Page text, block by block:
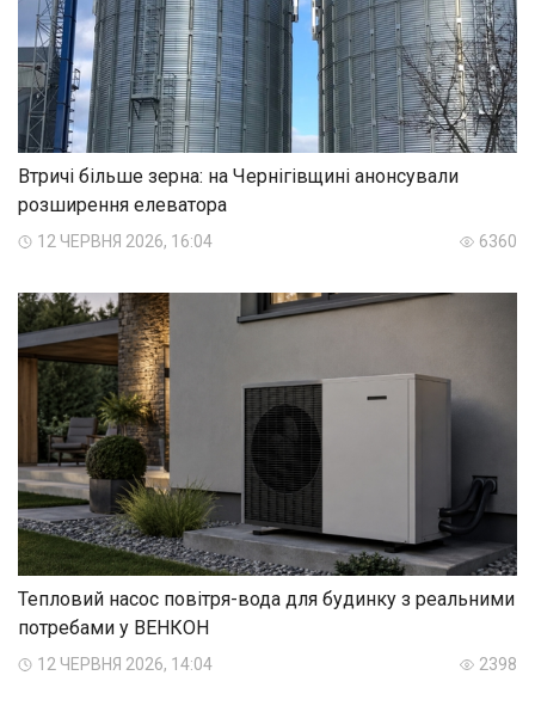
Втричі більше зерна: на Чернігівщині анонсували
розширення елеватора
12 ЧЕРВНЯ 2026, 16:04 6360
Тепловий насос повітря-вода для будинку з реальними
потребами у ВЕНКОН
12 ЧЕРВНЯ 2026, 14:04 2398